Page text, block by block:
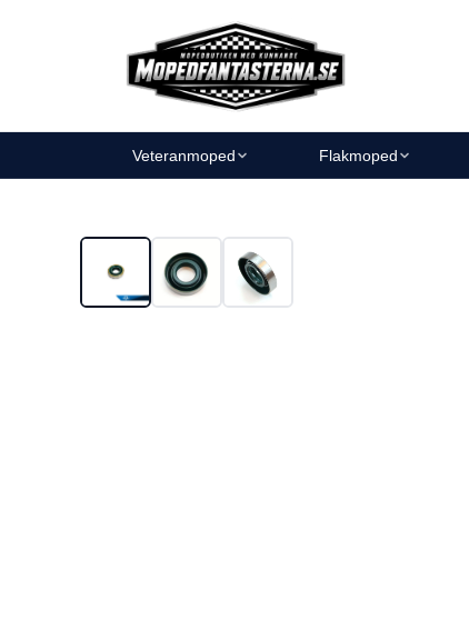
Veteranmoped Flakmoped